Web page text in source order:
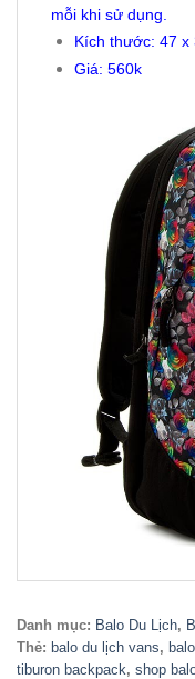
mỗi khi sử dụng.
Kích thước: 47 x
Giá: 560k
Danh mục: Balo Du Lịch,
Thẻ: balo du lịch vans,
tiburon backpack, shop